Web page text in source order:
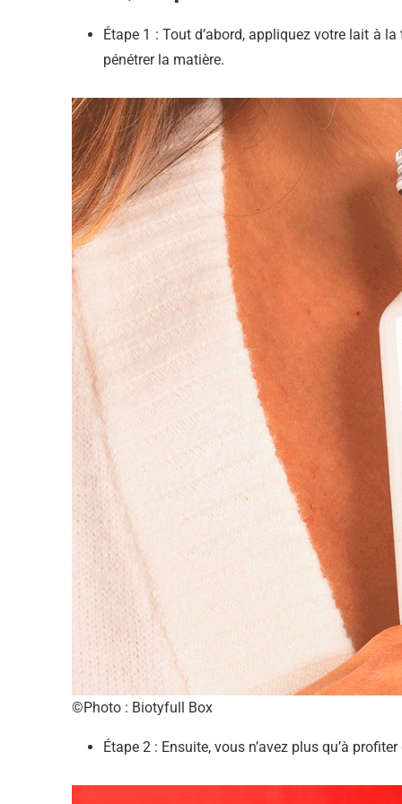
Étape 1 : Tout d’abord, appliquez votre lait à
pénétrer la matière.
©Photo : Biotyfull Box
Étape 2 : Ensuite, vous n’avez plus qu’à